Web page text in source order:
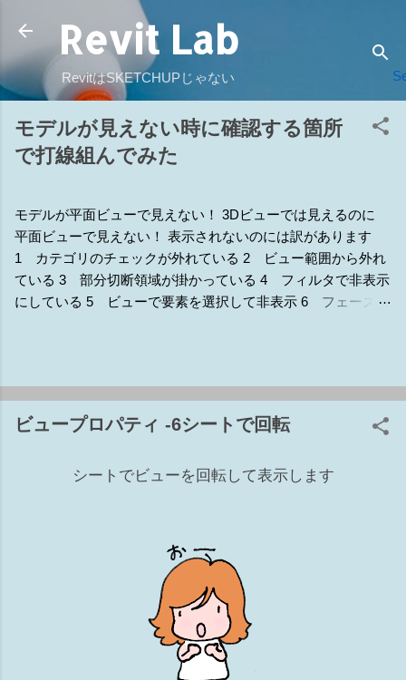
スキップしてメイン コンテンツに移動
Revit Lab
RevitはSKETCHUPじゃない
モデルが見えない時に確認する箇所
で打線組んでみた
モデルが平面ビューで見えない！ 3Dビューでは見えるのに
平面ビューで見えない！ 表示されないのには訳があります
1 カテゴリのチェックが外れている 2 ビュー範囲から外れ
ている 3 部分切断領域が掛かっている 4 フィルタで非表示
にしている 5 ビューで要素を選択して非表示 6 フェーズの
ク（線種変更） 補4 ビューの専門分野 補5 デザインオプシ
してもし、リビール側に要素があれば1か5が原因 ■要素があ
ル側も！）あれば3が原因かも ■トリミングのオンオフもして
ェックが外れている [表示/グラフィックスの上書き]の[モデル
カテゴリ]タブ ※このダイアログがグレーアウトして編集不可
の場合は、ビューテンプレート側でコントロールされていま
す。 2 ビュー範囲から外れている 殆んどのモデルはビュー
の②切断面～③下（④ビューの奥行き）の間にあれば表示され
る カテゴリにより一部例外もあります ビュー範囲の切断面よ
り上部にある要素でも、カテゴリによっては表示される 表示
ビュープロパティ -6シートで回転
シートでビューを回転して表示します